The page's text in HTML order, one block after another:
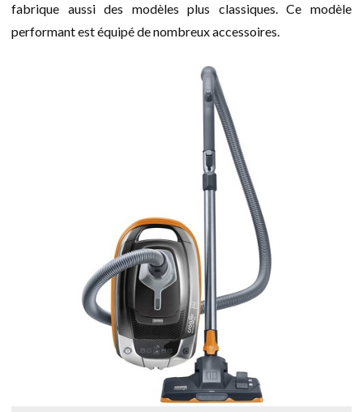
fabrique aussi des modèles plus classiques. Ce modèle
performant est équipé de nombreux accessoires.